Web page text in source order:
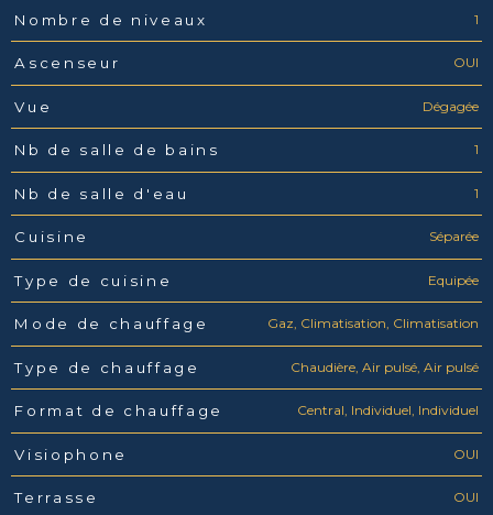
Nombre de niveaux 1
Ascenseur OUI
Vue Dégagée
Nb de salle de bains 1
Nb de salle d'eau 1
Cuisine Séparée
Type de cuisine Equipée
Mode de chauffage Gaz, Climatisation, Climatisation
Type de chauffage Chaudière, Air pulsé, Air pulsé
Format de chauffage Central, Individuel, Individuel
Visiophone OUI
Terrasse OUI